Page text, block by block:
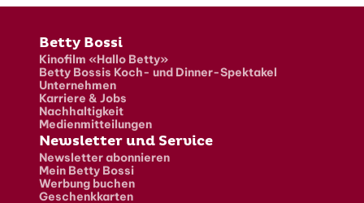
Fusszeile
Betty Bossi
Kinofilm «Hallo Betty»
Betty Bossis Koch- und Dinner-Spektakel
Unternehmen
Karriere & Jobs
Nachhaltigkeit
Medienmitteilungen
Newsletter und Service
Newsletter abonnieren
Mein Betty Bossi
Werbung buchen
Geschenkkarten